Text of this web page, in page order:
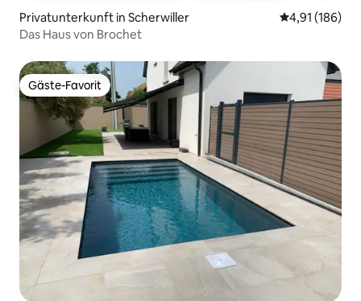
Privatunterkunft in Scherwiller
4,91 (186)
Das Haus von Brochet
Gäste-Favorit
Gäste-Favorit